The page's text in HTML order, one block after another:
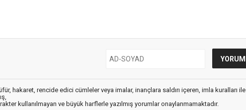
hakaret, rencide edici cümleler veya imalar, inançlara saldırı içeren, imla kuralları ile
kullanılmayan ve büyük harflerle yazılmış yorumlar onaylanmamaktadır.